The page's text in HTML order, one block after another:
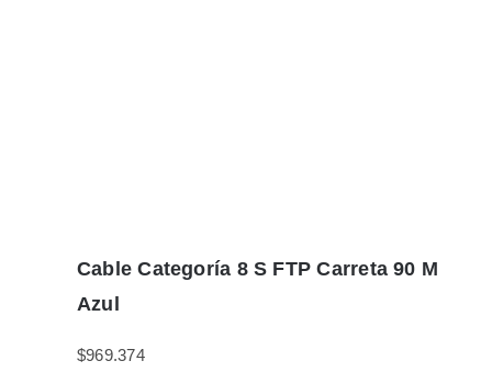
Cable Categoría 8 S FTP Carreta 90 M
Azul
$969.374